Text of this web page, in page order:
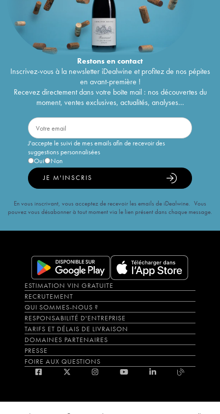
Restons encontact
Inscrivez-vous à la newsletter iDealwine et profitez de nos pépites
en avant-première !
Recevez directement dans votre boîte mail : nos découvertes du
moment, ventes exclusives, actualités, analyses...
J'accepte le suivi de mes emails afin de recevoir des
suggestions personnalisées
Oui
Non
JE M'INSCRIS
En vous inscrivant, vous acceptez de recevoir les emails de iDealwine. Vous
pouvez vous désabonner à tout moment via le lien présent dans chaque message.
ESTIMATION VIN GRATUITE
RECRUTEMENT
QUI SOMMES-NOUS ?
RESPONSABILITÉ D'ENTREPRISE
TARIFS ET DÉLAIS DE LIVRAISON
DOMAINES PARTENAIRES
PRESSE
FOIRE AUX QUESTIONS